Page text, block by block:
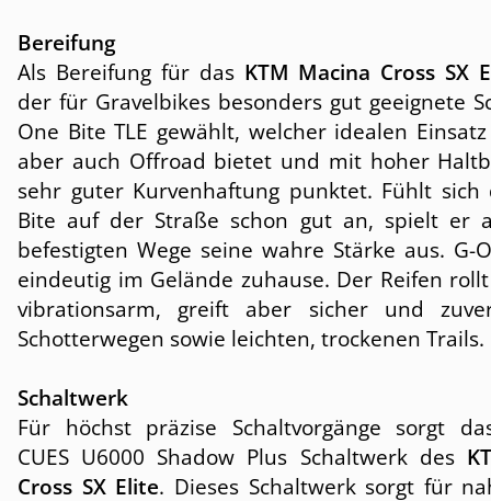
Bereifung
Als Bereifung für das KTM Macina Cross SX
der für Gravelbikes besonders gut geeignete
One Bite TLE gewählt, welcher idealen
aber auch Offroad bietet und mit hoher
sehr guter Kurvenhaftung punktet. Fühlt sich
Bite auf der Straße schon gut an, spielt er
befestigten Wege seine wahre Stärke aus. G-
eindeutig im Gelände zuhause. Der Reifen
vibrationsarm, greift aber sicher und
Schotterwegen sowie leichten, trockenen Trails.
Schaltwerk
Für höchst präzise Schaltvorgänge sorgt
CUES U6000 Shadow Plus Schaltwerk des
Cross SX Elite. Dieses Schaltwerk sorgt für